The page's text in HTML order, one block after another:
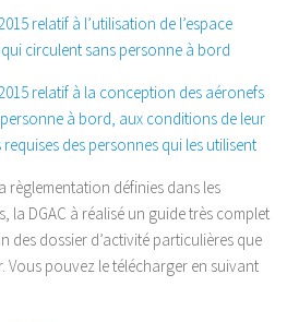
relatif à l’utilisation de l’espace
circulent sans personne à bord
relatif à la conception des aéronefs
à bord, aux conditions de leur
des personnes qui les utilisent
règlementation définies dans les
la DGAC à réalisé un guide très complet
des dossier d’activité particulières que
Vous pouvez le télécharger en suivant